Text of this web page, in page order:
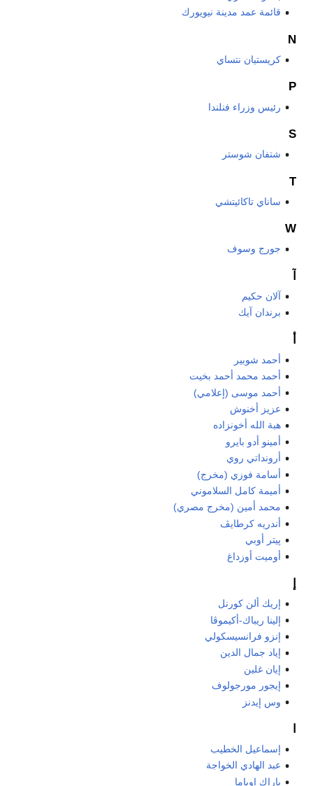
قائمة عمد مدينة نيويورك
N
كريستيان نتساي
P
رئيس وزراء فنلندا
S
شتفان شوستر
T
ساناي تاكائيتشي
W
جورج وسوف
آلان حكيم
برندان آيك
أحمد شوبير
أحمد محمد أحمد بخيت
أحمد موسى (إعلامي)
عزيز أخنوش
هبة الله أخونزاده
أمينو أدو بايرو
أرونداتي روي
أسامة فوزي (مخرج)
أميمة كامل السلاموني
محمد أمين (مخرج مصري)
أندريه كرطايڤ
پيتر أوبي
أوميت أوزداغ
إ
إريك ألن كورنل
إلينا ريباك-أكيموڤا
إنزو فرانسيسكولي
إياد جمال الدين
إيان غلين
إيجور مورجولوف
وس إيدنز
إسماعيل الخطيب
عبد الهادي الخواجة
باراك اوباما